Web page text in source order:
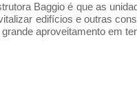
Baggio é que as
edifícios e outras
aproveitamento em